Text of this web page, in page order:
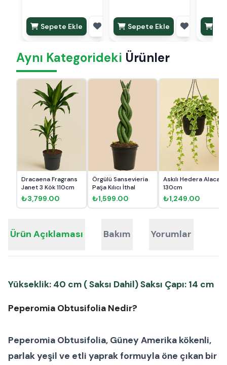
Sepete Ekle Sepete Ekle
Aynı Kategorideki Ürünler
Dracaena Fragrans
Janet 3 Kök 110cm
₺3,799.00
Örgülü Sansevieria
Paşa Kılıcı İthal
₺1,599.00
Askılı Hedera Alacalı
130cm
₺1,249.00
Ürün Açıklaması Bakım Yorumlar
Yükseklik: 40 cm ( Saksı Dahil) Saksı Çapı: 14 cm
Peperomia Obtusifolia Nedir?
Peperomia Obtusifolia, Güney Amerika kökenli,
parlak yeşil ve etli yaprak formuyla öne çıkan bir